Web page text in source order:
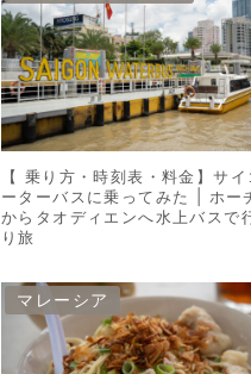
【 乗り方・時刻表・料金】サイ
ーターバスに乗ってみた | ホー
からタオディエンへ水上バスで
り旅
マレーシア